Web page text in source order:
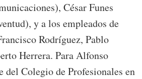
César Funes
y a los empleados de
Rodríguez, Pablo
Herrera. Para Alfonso
del Colegio de Profesionales en